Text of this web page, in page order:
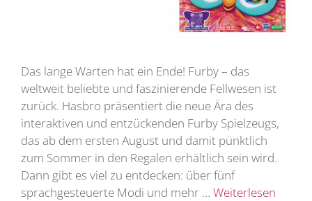
Das lange Warten hat ein Ende! Furby – das
weltweit beliebte und faszinierende Fellwesen ist
zurück. Hasbro präsentiert die neue Ära des
interaktiven und entzückenden Furby Spielzeugs,
das ab dem ersten August und damit pünktlich
zum Sommer in den Regalen erhältlich sein wird.
Dann gibt es viel zu entdecken: über fünf
sprachgesteuerte Modi und mehr … Weiterlesen